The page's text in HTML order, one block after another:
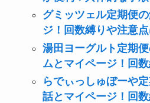
グミッツェル定期便
ジ！回数縛りや注意点
湯田ヨーグルト定期
ムとマイページ！回
らでぃっしゅぼーや
話とマイページ！回